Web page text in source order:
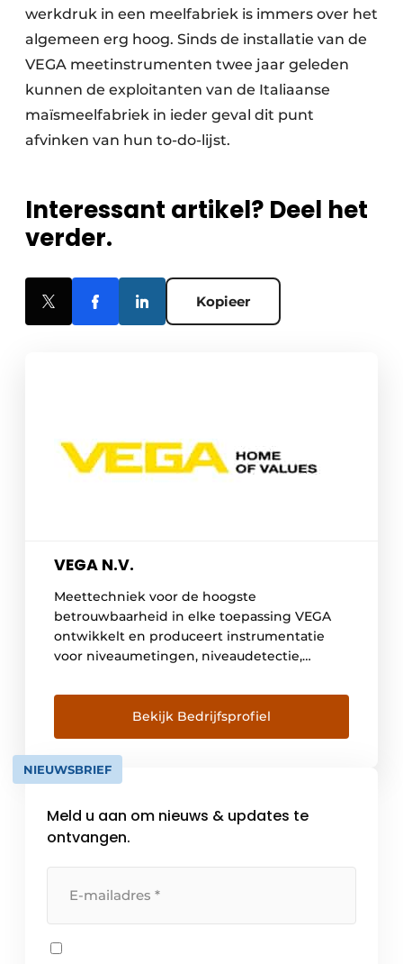
werkdruk in een meelfabriek is immers over het
algemeen erg hoog. Sinds de installatie van de
VEGA meetinstrumenten twee jaar geleden
kunnen de exploitanten van de Italiaanse
maïsmeelfabriek in ieder geval dit punt
afvinken van hun to-do-lijst.
Interessant artikel? Deel het
verder.
Kopieer
VEGA N.V.
Meettechniek voor de hoogste
betrouwbaarheid in elke toepassing VEGA
ontwikkelt en produceert instrumentatie
voor niveaumetingen, niveaudetectie,
besturingssystemen. Productie processen
worden tegenwoordig steeds complexer,
daarom is het belangrijk dat de
meettechnieken die worden gebruikt
worden ter controle en om de processen te
intuïtiever worden. Voor VEGA is deze […]
Bekijk Bedrijfsprofiel
NIEUWSBRIEF
Meld u aan om nieuws & updates te
ontvangen.